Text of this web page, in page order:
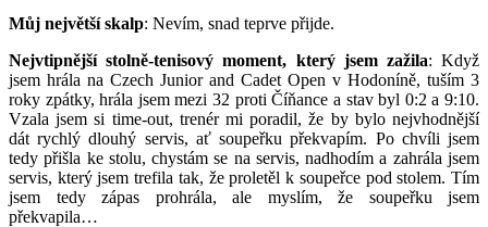
Můj největší skalp: Nevím, snad teprve přijde.
Nejvtipnější stolně-tenisový moment, který jsem zažila: Když
jsem hrála na Czech Junior and Cadet Open v Hodoníně, tuším 3
roky zpátky, hrála jsem mezi 32 proti Číňance a stav byl 0:2 a 9:10.
Vzala jsem si time-out, trenér mi poradil, že by bylo nejvhodnější
dát rychlý dlouhý servis, ať soupeřku překvapím. Po chvíli jsem
tedy přišla ke stolu, chystám se na servis, nadhodím a zahrála jsem
servis, který jsem trefila tak, že proletěl k soupeřce pod stolem. Tím
jsem tedy zápas prohrála, ale myslím, že soupeřku jsem
překvapila…